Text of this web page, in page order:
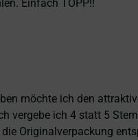
Einfach TOPP!!
möchte ich den
vergebe ich 4 statt 5
Originalverpackung